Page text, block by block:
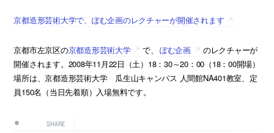
京都造形芸術大学で、ぽむ企画のレクチャーが開催されます
京都市左京区の京都造形芸術大学 で、 ぽむ企画
のレクチャーが
開催されます。2008年11月22日（土）18：30～20：00（18：00開場）
場所は、京都造形芸術大学 瓜生山キャンパス 人間館NA401教室、定
員150名（当日先着順）入場無料です。
SHARE